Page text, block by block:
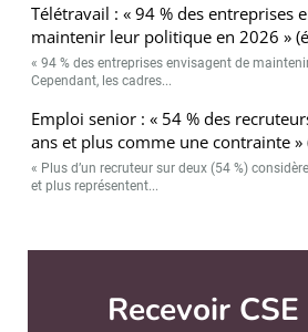
Télétravail : « 94 % des entreprises
maintenir leur politique en 2026 »
« 94 % des entreprises envisagent de
Cependant, les cadres...
Emploi senior : « 54 % des
ans et plus comme une contrainte »
« Plus d’un recruteur sur deux (54 %)
et plus représentent...
Recevoir